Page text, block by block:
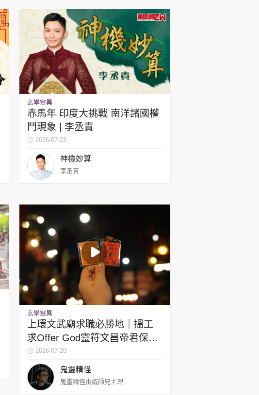
玄學靈異
赤馬年 印度大挑戰 南洋諸國權
鬥現象 | 李丞責
2026-07-23
神機妙算
李丞責
玄學靈異
上環文武廟求職必勝地｜搵工
求Offer God靈符文昌帝君保佑
易得offer｜求Profit God
2026-07-20
鬼靈精怪
鬼靈精怪由威師兄主理